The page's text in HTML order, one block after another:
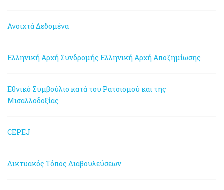
Ανοιχτά Δεδομένα
Ελληνική Αρχή Συνδρομής Ελληνική Αρχή Αποζημίωσης
Εθνικό Συμβούλιο κατά του Ρατσισμού και της
Μισαλλοδοξίας
CEPEJ
Δικτυακός Τόπος Διαβουλεύσεων